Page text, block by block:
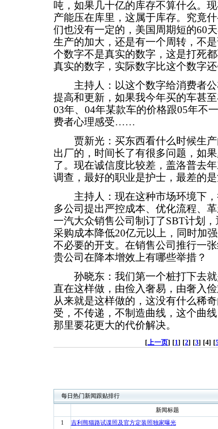
吨，如果几十亿的库存不算什么。
产能压在库里，这属于库存。究竟
们也没有一定的，美国周期短的60
生产的加大，还是有一个周转，不
个数字不是真实的数字，这是打死
真实的数字，实际数字比这个数字
主持人：以这个数字给消费者公
提高和更新，如果我今年买的车甚
03年、04年某款车的价格跟05年不
费者心理感受……
贾新光：买东西看什么时候生产
出厂的，时间长了有很多问题，如
了。现在诚信度比较差，盖洛普去
调查，最好的职业是护士，最差的
主持人：现在这种市场环境下，
多公司提出严控成本、优化流程、
一汽大众销售公司制订了SBT计划
采购成本降低20亿元以上，同时加
不必要的开支。在销售公司推行一
贵公司在降本增效上有哪些举措？
孙晓东：我们第一个桩打下去就
直在这样做，由俭入奢易，由奢入
从来就是这样做的，这没有什么稀
受，不传递，不制造曲线，这个曲
那里要花更大的代价解决。
[上一页] [1] [2] [3] [4] [
每日热门新闻跟贴排行
新闻标题
1
吉利熊猫路试谍照及官方定装照独家曝光